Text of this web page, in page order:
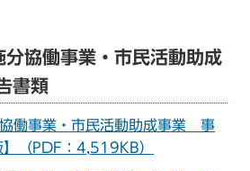
協働事業・市民活動助成
書類
働事業・市民活動助成事業 事
（PDF：4,519KB）